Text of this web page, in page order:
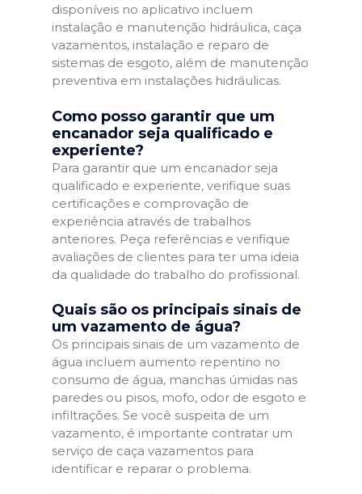
disponíveis no aplicativo incluem
instalação e manutenção hidráulica, caça
vazamentos, instalação e reparo de
sistemas de esgoto, além de manutenção
preventiva em instalações hidráulicas.
Como posso garantir que um
encanador seja qualificado e
experiente?
Para garantir que um encanador seja
qualificado e experiente, verifique suas
certificações e comprovação de
experiência através de trabalhos
anteriores. Peça referências e verifique
avaliações de clientes para ter uma ideia
da qualidade do trabalho do profissional.
Quais são os principais sinais de
um vazamento de água?
Os principais sinais de um vazamento de
água incluem aumento repentino no
consumo de água, manchas úmidas nas
paredes ou pisos, mofo, odor de esgoto e
infiltrações. Se você suspeita de um
vazamento, é importante contratar um
serviço de caça vazamentos para
identificar e reparar o problema.